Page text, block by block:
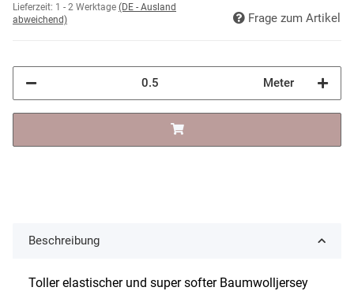
Lieferzeit: 1 - 2 Werktage (DE - Ausland
abweichend)
Frage zum Artikel
Meter
Beschreibung
Toller elastischer und super softer Baumwolljersey